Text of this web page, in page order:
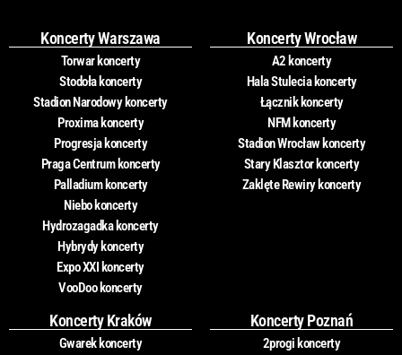
Koncerty Warszawa
Torwar koncerty
Stodoła koncerty
Stadion Narodowy koncerty
Proxima koncerty
Progresja koncerty
Praga Centrum koncerty
Palladium koncerty
Niebo koncerty
Hydrozagadka koncerty
Hybrydy koncerty
Expo XXI koncerty
VooDoo koncerty
Koncerty Wrocław
A2 koncerty
Hala Stulecia koncerty
Łącznik koncerty
NFM koncerty
Stadion Wrocław koncerty
Stary Klasztor koncerty
Zaklęte Rewiry koncerty
Koncerty Kraków
Gwarek koncerty
Koncerty Poznań
2progi koncerty